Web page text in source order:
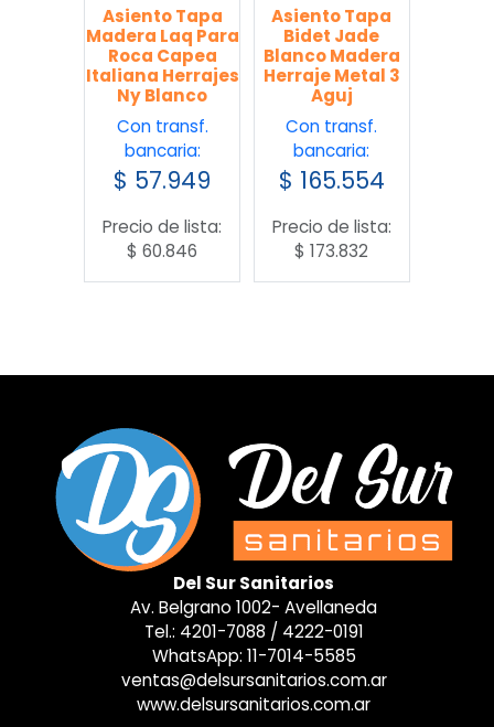
Asiento Tapa
Madera Laq Para
Roca Capea
Italiana Herrajes
Ny Blanco
Con transf.
bancaria:
$ 57.949
Precio de lista:
$ 60.846
Asiento Tapa
Bidet Jade
Blanco Madera
Herraje Metal 3
Aguj
Con transf.
bancaria:
$ 165.554
Precio de lista:
$ 173.832
Del Sur Sanitarios
Av. Belgrano 1002- Avellaneda
Tel.: 4201-7088 / 4222-0191
WhatsApp: 11-7014-5585
ventas@delsursanitarios.com.ar
www.delsursanitarios.com.ar